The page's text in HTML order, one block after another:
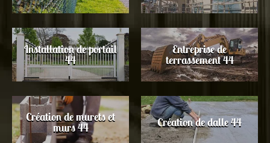
Installation de portail
44
Entreprise de
terrassement 44
Création de murets et
murs 44 Création de dalle 44